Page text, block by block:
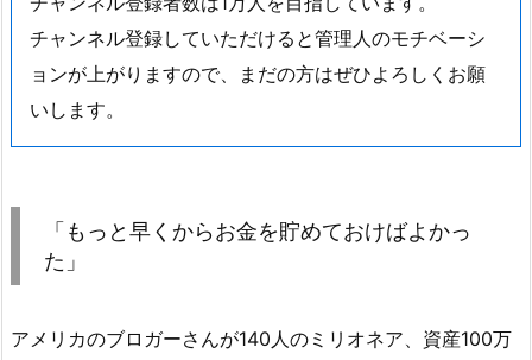
チャンネル登録していただけると管理人のモチベーシ
ョンが上がりますので、まだの方はぜひよろしくお願
いします。
「もっと早くからお金を貯めておけばよかっ
た」
アメリカのブロガーさんが140人のミリオネア、資産100万